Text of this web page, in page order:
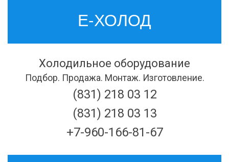
Е-ХОЛОД
Холодильное оборудование
Подбор. Продажа. Монтаж. Изготовление.
(831) 218 03 12
(831) 218 03 13
+7-960-166-81-67